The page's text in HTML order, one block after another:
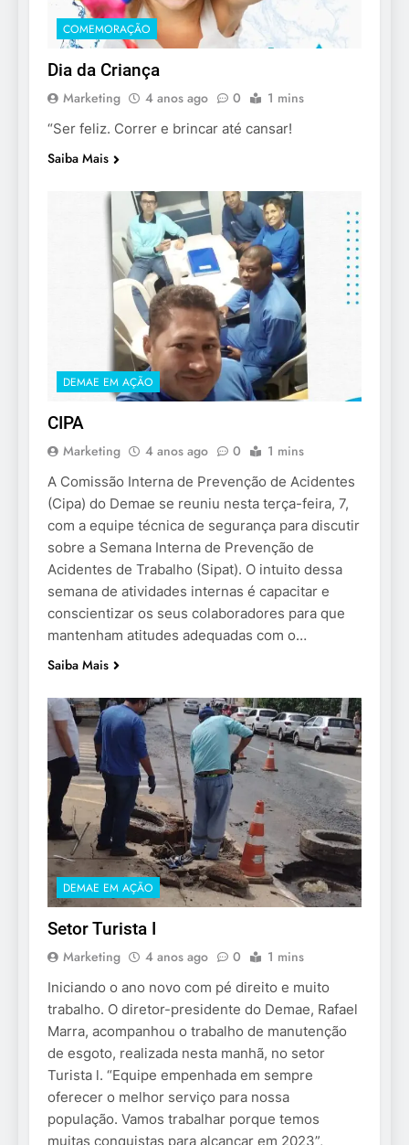
COMEMORAÇÃO
Dia da Criança
Marketing 4 anos ago 0 1 mins
“Ser feliz. Correr e brincar até cansar!
Saiba Mais
DEMAE EM AÇÃO
CIPA
Marketing 4 anos ago 0 1 mins
A Comissão Interna de Prevenção de Acidentes
(Cipa) do Demae se reuniu nesta terça-feira, 7,
com a equipe técnica de segurança para discutir
sobre a Semana Interna de Prevenção de
Acidentes de Trabalho (Sipat). O intuito dessa
semana de atividades internas é capacitar e
conscientizar os seus colaboradores para que
mantenham atitudes adequadas com o…
Saiba Mais
DEMAE EM AÇÃO
Setor Turista I
Marketing 4 anos ago 0 1 mins
Iniciando o ano novo com pé direito e muito
trabalho. O diretor-presidente do Demae, Rafael
Marra, acompanhou o trabalho de manutenção
de esgoto, realizada nesta manhã, no setor
Turista l. “Equipe empenhada em sempre
oferecer o melhor serviço para nossa
população. Vamos trabalhar porque temos
muitas conquistas para alcançar em 2023”,